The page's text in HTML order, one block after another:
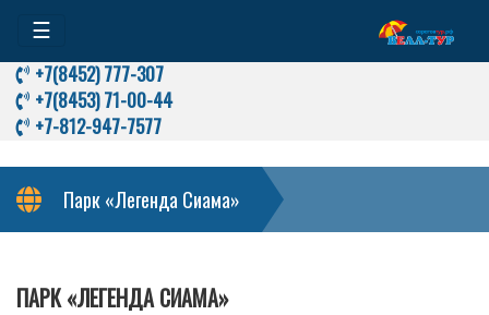
☰
+7(8452) 777-307
+7(8453) 71-00-44
+7-812-947-7577
Парк «Легенда Сиама»
ПАРК «ЛЕГЕНДА СИАМА»